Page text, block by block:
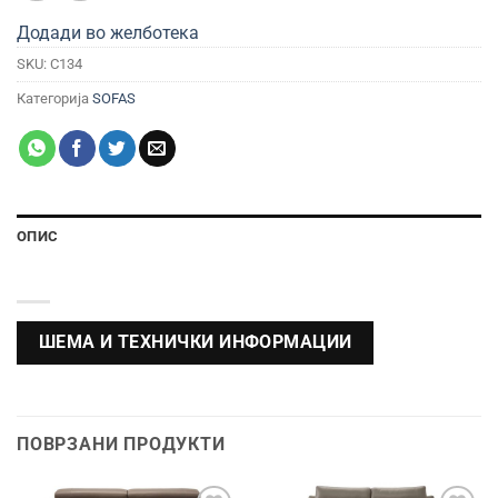
Додади во желботека
SKU: C134
Категорија SOFAS
ОПИС
ШЕМА И ТЕХНИЧКИ ИНФОРМАЦИИ
ПОВРЗАНИ ПРОДУКТИ